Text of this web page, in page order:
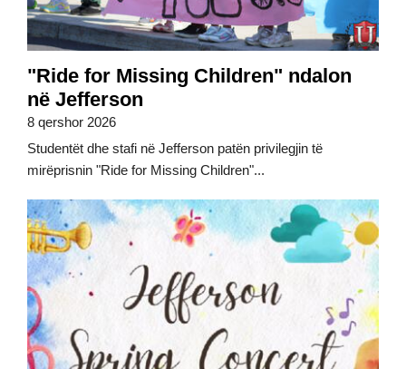
"Ride for Missing Children" ndalon
në Jefferson
8 qershor 2026
Studentët dhe stafi në Jefferson patën privilegjin të
mirëprisnin "Ride for Missing Children"...